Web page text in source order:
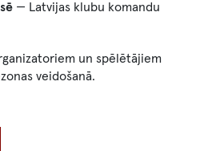
— Latvijas klubu komandu
un spēlētājiem
veidošanā.